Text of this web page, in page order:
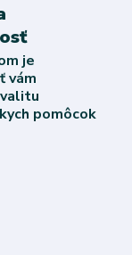
je
vám
pomôcok